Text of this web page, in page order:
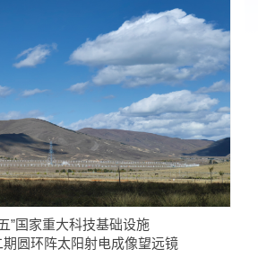
”国家重大科技基础设施
圆环阵太阳射电成像望远镜